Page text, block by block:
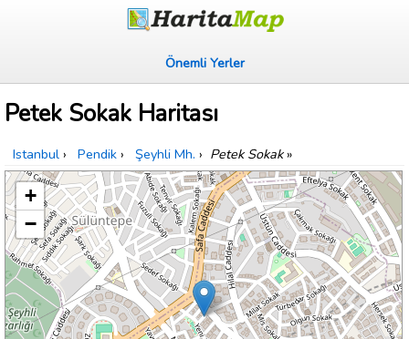
Önemli Yerler
Petek Sokak Haritası
Istanbul › Pendik › Şeyhli Mh. › Petek Sokak»
+
−